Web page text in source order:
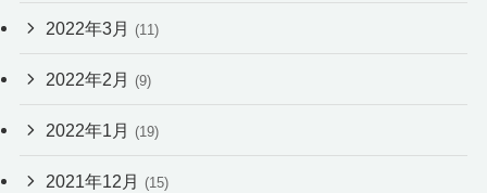
2022年3月 (11)
2022年2月 (9)
2022年1月 (19)
2021年12月 (15)